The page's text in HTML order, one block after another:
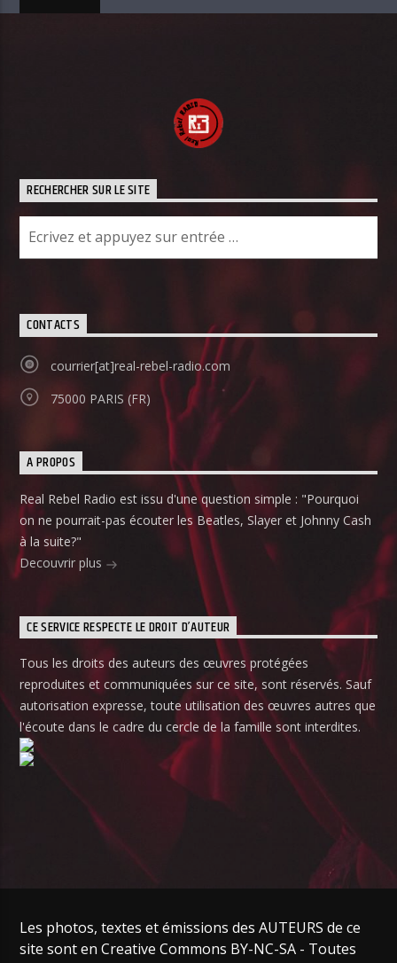
RECHERCHER SUR LE SITE
CONTACTS
courrier[at]real-rebel-radio.com
75000 PARIS (FR)
A PROPOS
Real Rebel Radio est issu d'une question simple : "Pourquoi
on ne pourrait-pas écouter les Beatles, Slayer et Johnny Cash
à la suite?"
Decouvrir plus
CE SERVICE RESPECTE LE DROIT D’AUTEUR
Tous les droits des auteurs des œuvres protégées
reproduites et communiquées sur ce site, sont réservés. Sauf
autorisation expresse, toute utilisation des œuvres autres que
l'écoute dans le cadre du cercle de la famille sont interdites.
Les photos, textes et émissions des AUTEURS de ce
site sont en Creative Commons BY-NC-SA - Toutes